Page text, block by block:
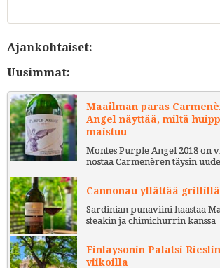
Ajankohtaiset:
Uusimmat:
Maailman paras
Angel näyttää, miltä
maistuu
Montes Purple Angel 2018 on
nostaa Carmenèren täysin
Cannonau yllättää grillillä
Sardinian punaviini haastaa
steakin ja chimichurrin kanssa
Finlaysonin Palatsi
viikoilla